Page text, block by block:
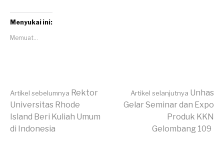
Menyukai ini:
Memuat...
Lanjut
Membaca
Artikel sebelumnya Rektor
Universitas Rhode
Island Beri Kuliah Umum
di Indonesia
Artikel selanjutnya Unhas
Gelar Seminar dan Expo
Produk KKN
Gelombang 109